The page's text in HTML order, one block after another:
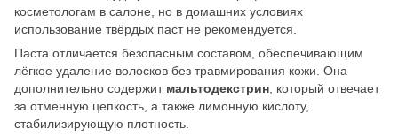
косметологам в салоне, но в домашних условиях
использование твёрдых паст не рекомендуется.
Паста отличается безопасным составом, обеспечивающим
лёгкое удаление волосков без травмирования кожи. Она
дополнительно содержит мальтодекстрин , который отвечает
за отменную цепкость, а также лимонную кислоту,
стабилизирующую плотность.